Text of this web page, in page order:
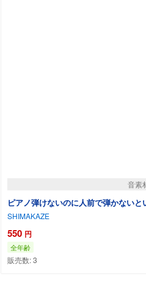
音素
ピアノ弾けないのに人前で弾かない
SHIMAKAZE
550 円
全年齢
販売数:3